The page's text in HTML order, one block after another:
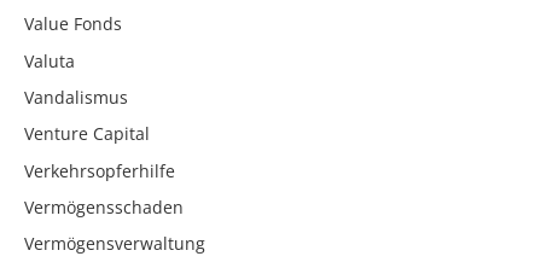
Value Fonds
Valuta
Vandalismus
Venture Capital
Verkehrsopferhilfe
Vermögensschaden
Vermögensverwaltung